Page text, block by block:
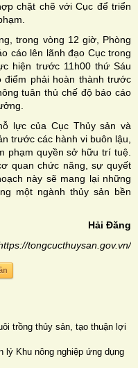
chặt chẽ với Cục để triển
trong vòng 12 giờ, Phòng
cáo lên lãnh đạo Cục trong
hiện trước 11h00 thứ Sáu
phải hoàn thành trước
tuân thủ chế độ báo cáo
lực của Cục Thủy sản và
trước các hành vi buôn lậu,
phạm quyền sở hữu trí tuệ.
quan chức năng, sự quyết
này sẽ mang lại những
một ngành thủy sản bền
Hải Đăng
tongcucthuysan.gov.vn/
trồng thủy sản, tạo thuận lợi
lý Khu nông nghiệp ứng dụng